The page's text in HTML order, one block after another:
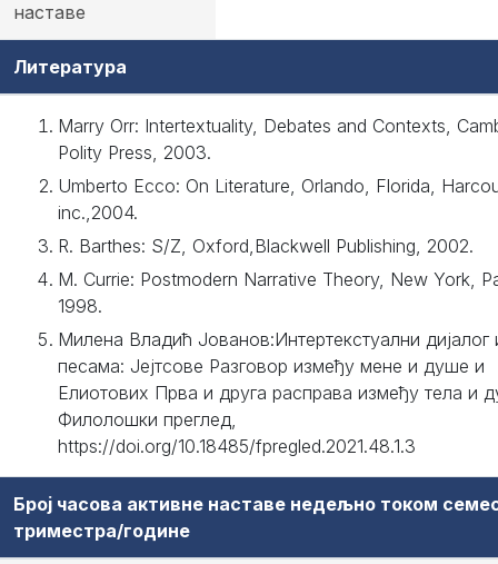
наставе
Литература
Marry Orr: Intertextuality, Debates and Contexts,
Polity Press, 2003.
Umberto Ecco: On Literature, Orlando, Florida,
inc.,2004.
R. Barthes: S/Z, Oxford,Blackwell Publishing, 2002.
M. Currie: Postmodern Narrative Theory, New York,
1998.
Милена Владић Јованов:Интертекстуални дијалог
песама: Јејтсове Разговор између мене и душе и
Елиотових Прва и друга расправа између тела и
Филолошки преглед,
https://doi.org/10.18485/fpregled.2021.48.1.3
Број часова активне наставе недељно током
триместра/године